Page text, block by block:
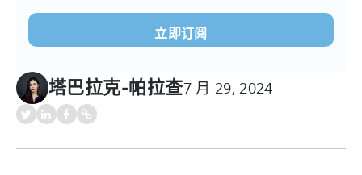
子
邮
(必
须填
写）
塔巴拉克-帕拉查7 月 29, 2024